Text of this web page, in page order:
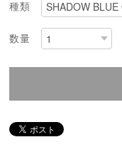
種類
数量